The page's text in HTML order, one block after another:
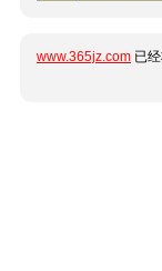
www.365jz.com 已